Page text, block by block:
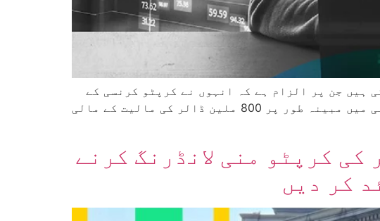
ہیں جن پر الزام ہے کہ انہوں نے کرپٹو کرنسی کے
ذریعے امریکی کمپنیوں کو نشانہ بنانے والا ایک وسیع فراڈ منصوبہ چلایا۔ اس کارروائی میں مبینہ طور پر 800 ملین ڈالر کی مالیت کے مالی
کے لیے 800 ملین ڈالر کی کرپٹو منی لانڈرنگ کرنے